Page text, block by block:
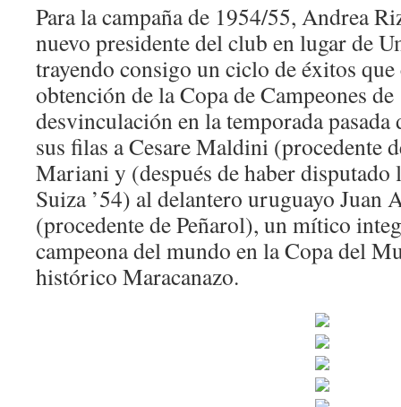
Para la campaña de 1954/55, Andrea
nuevo presidente del club en lugar de
trayendo consigo un ciclo de éxitos
obtención de la Copa de Campeones
desvinculación en la temporada
sus filas a Cesare Maldini (procedente
Mariani y (después de haber
Suiza ’54) al delantero uruguayo Juan
(procedente de Peñarol), un mítico
campeona del mundo en la Copa del
histórico Maracanazo.